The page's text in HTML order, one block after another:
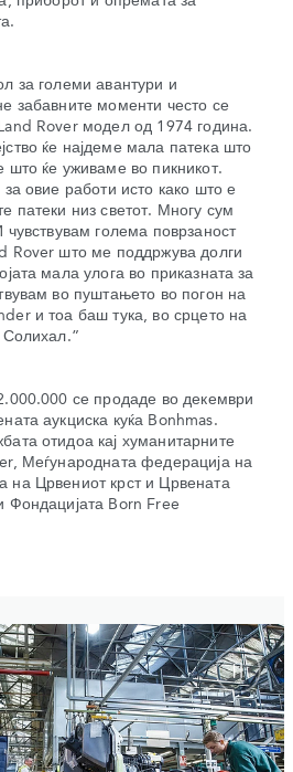
за големи авантури и
забавните моменти често се
Rover модел од 1974 година.
ќе најдеме мала патека што
што ќе уживаме во пикникот.
овие работи исто како што е
патеки низ светот. Многу сум
чувствувам голема поврзаност
Rover што ме поддржува долги
мала улога во приказната за
во пуштањето во погон на
и тоа баш тука, во срцето на
Солихал.”
се продаде во декември
аукциска куќа Bonhmas.
отидоа кај хуманитарните
Меѓународната федерација на
на Црвениот крст и Црвената
Фондацијата Born Free